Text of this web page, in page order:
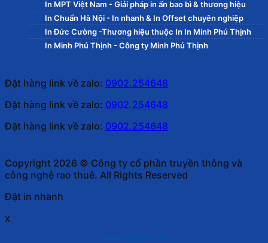
In MPT Việt Nam - Giải pháp in ấn bao bì & thương hiệu
In Chuẩn Hà Nội - In nhanh & In Offset chuyên nghiệp
In Đức Cường -Thương hiệu thuộc In In Minh Phú Thịnh
In Minh Phú Thịnh - Công ty Minh Phú Thịnh
Đặt hàng link về zalo: 0902.254648
Đặt hàng link về zalo: 0902.254648
Đặt hàng link về zalo: 0902.254648
Copyright 2026 © Công ty cổ phần truyền thông và
công nghệ rao thuê. All Rights Reserved
Đặt in nhanh
x